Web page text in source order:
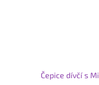
Čepice dívčí s